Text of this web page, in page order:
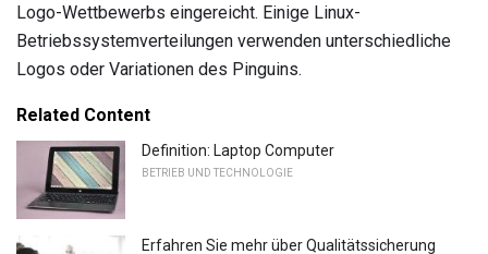
Logo-Wettbewerbs eingereicht. Einige Linux-
Betriebssystemverteilungen verwenden unterschiedliche
Logos oder Variationen des Pinguins.
Related Content
Definition: Laptop Computer
BETRIEB UND TECHNOLOGIE
Erfahren Sie mehr über Qualitätssicherung